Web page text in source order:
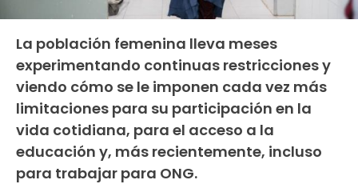
La población femenina lleva meses
experimentando continuas restricciones y
viendo cómo se le imponen cada vez más
limitaciones para su participación en la
vida cotidiana, para el acceso a la
educación y, más recientemente, incluso
para trabajar para ONG.